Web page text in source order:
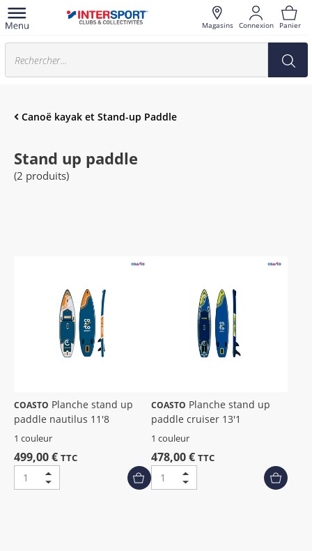
Magasins Connexion Panier
Canoë kayak et Stand-up Paddle
Stand up paddle
(2 produits)
COASTO
paddle nautilus 11'8
1 couleur
499,00 € TTC
COASTO
paddle cruiser 13'1
1 couleur
478,00 € TTC